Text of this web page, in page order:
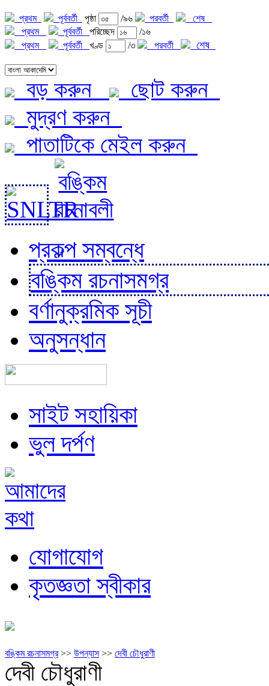
প্রথম পূর্ববর্তী পৃষ্ঠা /৯৬ পরবর্তী
শেষ
প্রথম
পূর্ববর্তী পরিচ্ছেদ
/১৬
প্রথম
পূর্ববর্তী খণ্ড /৩ পরবর্তী শেষ
বড় করুন
ছোট করুন
মুদ্রণ করুন
পাতাটিকে মেইল করুন
প্রকল্প সম্বন্ধে
বঙ্কিম রচনাসমগ্র
বর্ণানুক্রমিক সূচী
অনুসন্ধান
সাইট সহায়িকা
ভুল দর্পণ
যোগাযোগ
কৃতজ্ঞতা স্বীকার
বঙ্কিম রচনাসমগ্র >> উপন্যাস >> দেবী চৌধুরাণী
দেবী চৌধুরাণী